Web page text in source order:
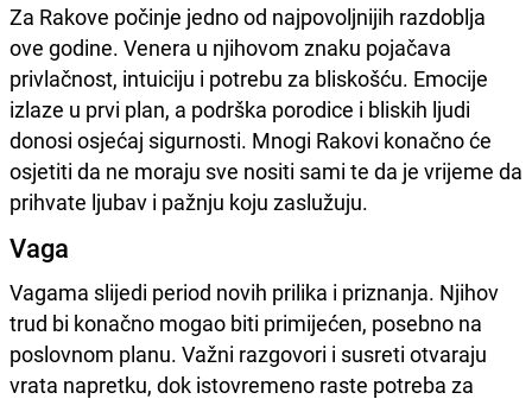
Za Rakove počinje jedno od najpovoljnijih razdoblja
ove godine. Venera u njihovom znaku pojačava
privlačnost, intuiciju i potrebu za bliskošću. Emocije
izlaze u prvi plan, a podrška porodice i bliskih ljudi
donosi osjećaj sigurnosti. Mnogi Rakovi konačno će
osjetiti da ne moraju sve nositi sami te da je vrijeme da
prihvate ljubav i pažnju koju zaslužuju.
Vaga
Vagama slijedi period novih prilika i priznanja. Njihov
trud bi konačno mogao biti primijećen, posebno na
poslovnom planu. Važni razgovori i susreti otvaraju
vrata napretku, dok istovremeno raste potreba za